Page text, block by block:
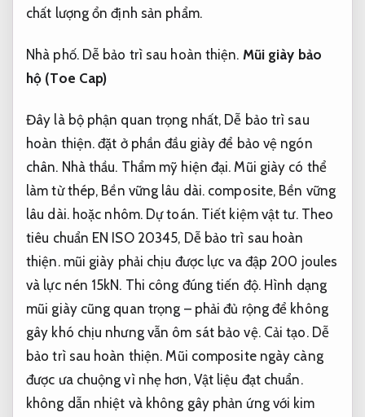
chất lượng ổn định sản phẩm.
Nhà phố. Dễ bảo trì sau hoàn thiện. Mũi giày bảo
hộ (Toe Cap)
Đây là bộ phận quan trọng nhất, Dễ bảo trì sau
hoàn thiện. đặt ở phần đầu giày để bảo vệ ngón
chân. Nhà thầu. Thẩm mỹ hiện đại. Mũi giày có thể
làm từ thép, Bền vững lâu dài. composite, Bền vững
lâu dài.hoặc nhôm. Dự toán. Tiết kiệm vật tư.Theo
tiêu chuẩn EN ISO 20345, Dễ bảo trì sau hoàn
thiện.mũi giày phải chịu được lực va đập 200 joules
và lực nén 15kN. Thi công đúng tiến độ.Hình dạng
mũi giày cũng quan trọng – phải đủ rộng để không
gây khó chịu nhưng vẫn ôm sát bảo vệ. Cải tạo. Dễ
bảo trì sau hoàn thiện. Mũi composite ngày càng
được ưa chuộng vì nhẹ hơn, Vật liệu đạt chuẩn.
không dẫn nhiệt và không gây phản ứng với kim